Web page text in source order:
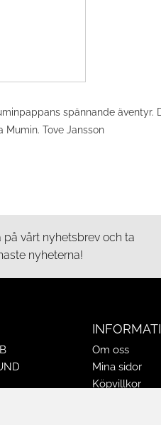
spännande
Tove Jansson
på vårt nyhetsbrev och ta
nyheterna!
Om oss
Mina sidor
Köpvillkor